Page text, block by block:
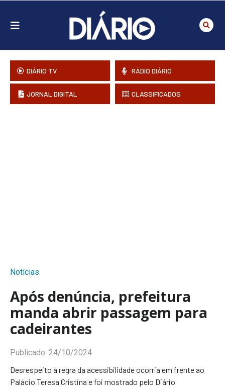
DIÁRIO TV RÁDIO DIÁRIO
JORNAL DIGITAL CLASSIFICADOS
Notícias
Após denúncia, prefeitura
manda abrir passagem para
cadeirantes
Publicado: 24/10/2024
Desrespeito à regra da acessibilidade ocorria em frente ao
Palácio Teresa Cristina e foi mostrado pelo Diário